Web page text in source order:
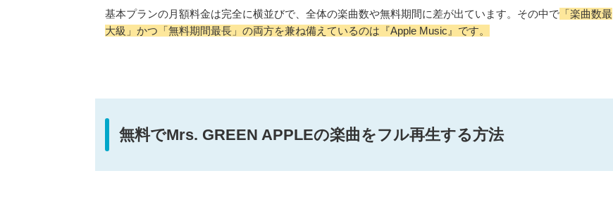
基本プランの月額料金は完全に横並びで、全体の楽曲数や無料期間に差が出ています。その中で 「楽曲数最
大級」かつ「無料期間最長」の両方を兼ね備えているのは『Apple Music』です。
無料でMrs. GREEN APPLEの楽曲をフル再生する方法